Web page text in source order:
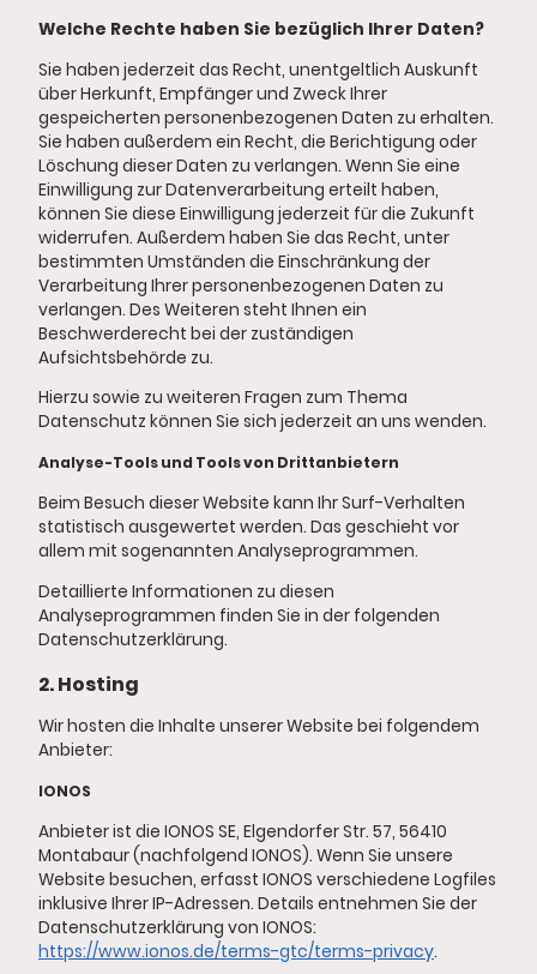
Welche Rechte haben Sie bezüglich Ihrer Daten?
Sie haben jederzeit das Recht, unentgeltlich Auskunft
über Herkunft, Empfänger und Zweck Ihrer
gespeicherten personenbezogenen Daten zu erhalten.
Sie haben außerdem ein Recht, die Berichtigung oder
Löschung dieser Daten zu verlangen. Wenn Sie eine
Einwilligung zur Datenverarbeitung erteilt haben,
können Sie diese Einwilligung jederzeit für die Zukunft
widerrufen. Außerdem haben Sie das Recht, unter
bestimmten Umständen die Einschränkung der
Verarbeitung Ihrer personenbezogenen Daten zu
verlangen. Des Weiteren steht Ihnen ein
Beschwerderecht bei der zuständigen
Aufsichtsbehörde zu.
Hierzu sowie zu weiteren Fragen zum Thema
Datenschutz können Sie sich jederzeit an uns wenden.
Analyse-Tools und Tools von Drittanbietern
Beim Besuch dieser Website kann Ihr Surf-Verhalten
statistisch ausgewertet werden. Das geschieht vor
allem mit sogenannten Analyseprogrammen.
Detaillierte Informationen zu diesen
Analyseprogrammen finden Sie in der folgenden
Datenschutzerklärung.
2. Hosting
Wir hosten die Inhalte unserer Website bei folgendem
Anbieter:
IONOS
Anbieter ist die IONOS SE, Elgendorfer Str. 57, 56410
Montabaur (nachfolgend IONOS). Wenn Sie unsere
Website besuchen, erfasst IONOS verschiedene Logfiles
inklusive Ihrer IP-Adressen. Details entnehmen Sie der
Datenschutzerklärung von IONOS:
https://www.ionos.de/terms-gtc/terms-privacy.